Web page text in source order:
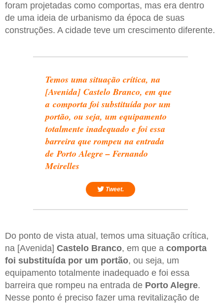
foram projetadas como comportas, mas era dentro
de uma ideia de urbanismo da época de suas
construções. A cidade teve um crescimento diferente.
Temos uma situação crítica, na
[Avenida] Castelo Branco, em que
a comporta foi substituída por um
portão, ou seja, um equipamento
totalmente inadequado e foi essa
barreira que rompeu na entrada
de Porto Alegre – Fernando
Meirelles
Tweet.
Do ponto de vista atual, temos uma situação crítica,
na [Avenida] Castelo Branco, em que a comporta
foi substituída por um portão, ou seja, um
equipamento totalmente inadequado e foi essa
barreira que rompeu na entrada de Porto Alegre.
Nesse ponto é preciso fazer uma revitalização de